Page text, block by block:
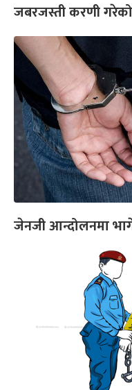
जबरजस्ती करणी
जेनजी आन्दोलनमा